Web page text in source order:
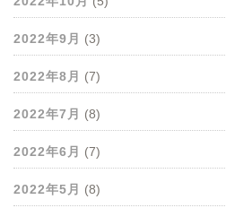
2022年9月 (3)
2022年8月 (7)
2022年7月 (8)
2022年6月 (7)
2022年5月 (8)